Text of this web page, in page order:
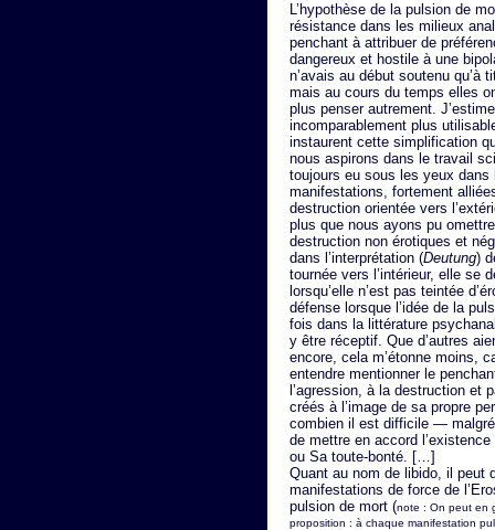
L’hypothèse de la pulsion de
résistance dans les milieux
penchant à attribuer de
dangereux et hostile à une
n’avais au début soutenu qu’à
mais au cours du temps elles
plus penser autrement.
incomparablement plus
instaurent cette simplification
nous aspirons dans le travail
toujours eu sous les yeux
manifestations, fortement
destruction orientée vers
plus que nous ayons pu
destruction non érotiques et
dans l’interprétation (Deutung)
tournée vers l’intérieur, elle se
lorsqu’elle n’est pas teintée
défense lorsque l’idée de la
fois dans la littérature
y être réceptif. Que d’autres
encore, cela m’étonne moins,
entendre mentionner le
l’agression, à la destruction et
créés à l’image de sa propre
combien il est difficile —
de mettre en accord
ou Sa toute-bonté. […]
Quant au nom de libido, il peut
manifestations de force de
pulsion de mort (note : On peut en
proposition : à chaque manifestation